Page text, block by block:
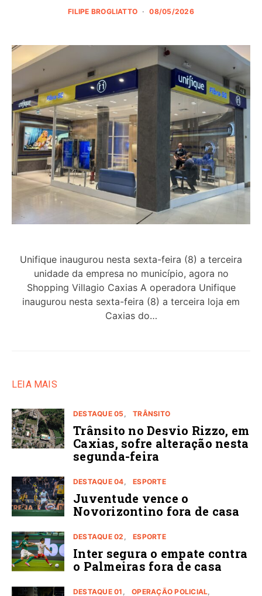
FILIPE BROGLIATTO 08/05/2026
Unifique inaugurou nesta sexta-feira (8) a terceira
unidade da empresa no município, agora no
Shopping Villagio Caxias A operadora Unifique
inaugurou nesta sexta-feira (8) a terceira loja em
Caxias do…
LEIA MAIS
DESTAQUE 05 TRÂNSITO
Trânsito no Desvio Rizzo, em
Caxias, sofre alteração nesta
segunda-feira
DESTAQUE 04 ESPORTE
Juventude vence o
Novorizontino fora de casa
DESTAQUE 02 ESPORTE
Inter segura o empate contra
o Palmeiras fora de casa
DESTAQUE 01 OPERAÇÃO POLICIAL